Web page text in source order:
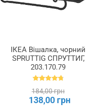
ІКЕА Вішалка, чорний
SPRUTTIG СПРУТТИГ,
203.170.79
184,00 грн
138,00 грн